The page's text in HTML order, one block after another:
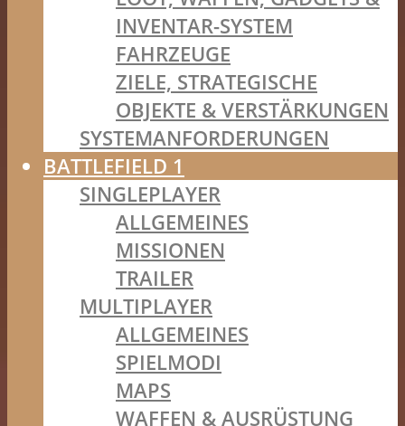
INVENTAR-SYSTEM
FAHRZEUGE
ZIELE, STRATEGISCHE
OBJEKTE & VERSTÄRKUNGEN
SYSTEMANFORDERUNGEN
BATTLEFIELD 1
SINGLEPLAYER
ALLGEMEINES
MISSIONEN
TRAILER
MULTIPLAYER
ALLGEMEINES
SPIELMODI
MAPS
WAFFEN & AUSRÜSTUNG